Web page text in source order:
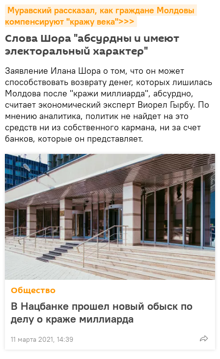
Муравский рассказал, как граждане Молдовы
компенсируют "кражу века">>>
Слова Шора "абсурдны и имеют
электоральный характер"
Заявление Илана Шора о том, что он может
способствовать возврату денег, которых лишилась
Молдова после "кражи миллиарда", абсурдно,
считает экономический эксперт Виорел Гырбу. По
мнению аналитика, политик не найдет на это
средств ни из собственного кармана, ни за счет
банков, которые он представляет.
Общество
В Нацбанке прошел новый обыск по
делу о краже миллиарда
11 марта 2021, 14:39